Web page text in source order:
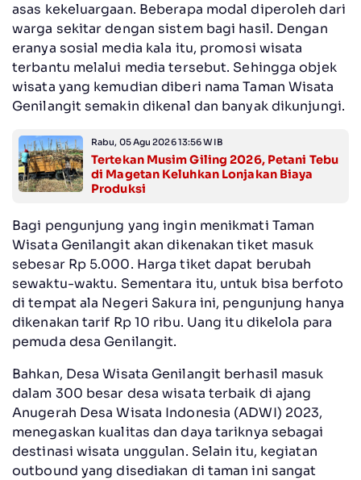
asas kekeluargaan. Beberapa modal diperoleh dari
warga sekitar dengan sistem bagi hasil. Dengan
eranya sosial media kala itu, promosi wisata
terbantu melalui media tersebut. Sehingga objek
wisata yang kemudian diberi nama Taman Wisata
Genilangit semakin dikenal dan banyak dikunjungi.
Rabu, 05 Agu 2026 13:56 WIB
Tertekan Musim Giling 2026, Petani Tebu
di Magetan Keluhkan Lonjakan Biaya
Produksi
Bagi pengunjung yang ingin menikmati Taman
Wisata Genilangit akan dikenakan tiket masuk
sebesar Rp 5.000. Harga tiket dapat berubah
sewaktu-waktu. Sementara itu, untuk bisa berfoto
di tempat ala Negeri Sakura ini, pengunjung hanya
dikenakan tarif Rp 10 ribu. Uang itu dikelola para
pemuda desa Genilangit.
Bahkan, Desa Wisata Genilangit berhasil masuk
dalam 300 besar desa wisata terbaik di ajang
Anugerah Desa Wisata Indonesia (ADWI) 2023,
menegaskan kualitas dan daya tariknya sebagai
destinasi wisata unggulan. Selain itu, kegiatan
outbound yang disediakan di taman ini sangat